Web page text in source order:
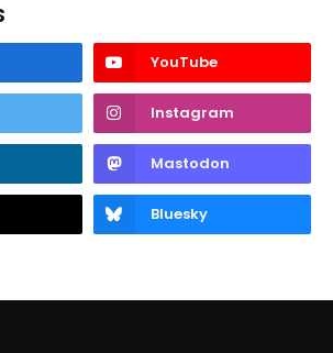
YouTube
Instagram
Mastodon
Bluesky